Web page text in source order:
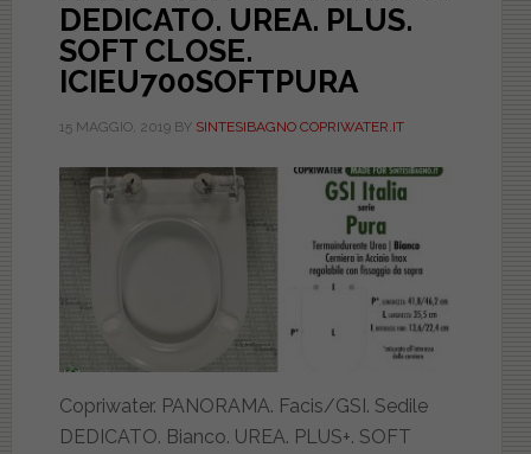
DEDICATO. UREA. PLUS.
SOFT CLOSE.
ICIEU700SOFTPURA
15 MAGGIO, 2019BY SINTESIBAGNO COPRIWATER.IT
Copriwater. PANORAMA. Facis/GSI. Sedile
DEDICATO. Bianco. UREA. PLUS+. SOFT